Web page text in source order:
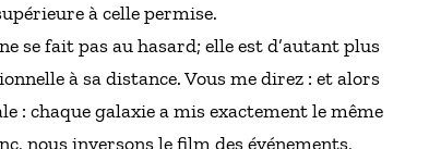
à celle permise.
se fait pas au hasard; elle est d’autant plus
à sa distance. Vous me direz : et alors
: chaque galaxie a mis exactement le même
nous inversons le film des événements,